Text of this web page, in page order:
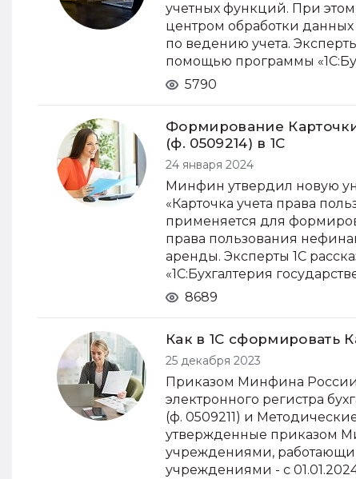
учетных функций. При
центром обработки
по ведению учета.
помощью программы
5790
Формирование
(ф. 0509214) в 1С
24 января 2024
Минфин утвердил новую
«Карточка учета права
применяется для
права пользования
аренды. Эксперты 1С
«1С:Бухгалтерия
8689
Как в 1С сформировать
25 декабря 2023
Приказом Минфина
электронного регистра
(ф. 0509211) и
утвержденные приказом
учреждениями,
учреждениями - с